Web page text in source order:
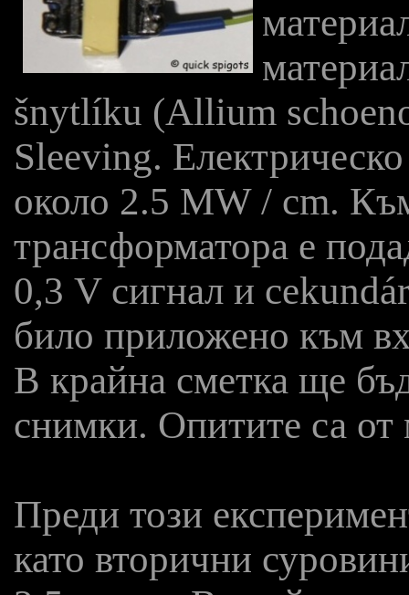
šnytlíku (Allium
Sleeving.
около 2.5 MW / cm.
трансформатора е
0,3 V сигнал и
било приложено към
В крайна сметка ще
снимки. Опитите са от
Преди този
като вторични